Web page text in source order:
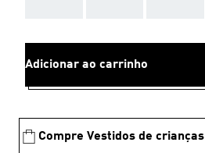
Adicionar ao carrinho
Compre Vestidos de crianças